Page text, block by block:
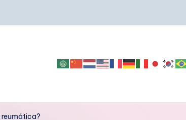
reumática?